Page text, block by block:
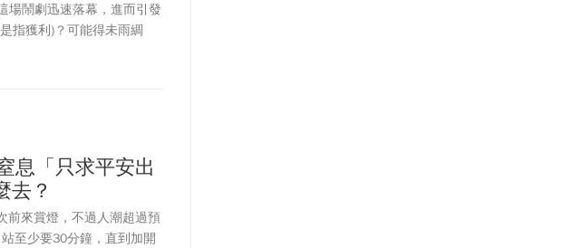
場鬧劇迅速落幕，進而引發
指獲利)？可能得未雨綢
息「只求平安出
去？
前來賞燈，不過人潮超過預
至少要30分鐘，直到加開